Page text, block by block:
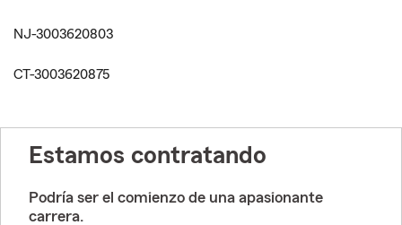
NJ-3003620803
CT-3003620875
Estamos contratando
Podría ser el comienzo de una apasionante
carrera.